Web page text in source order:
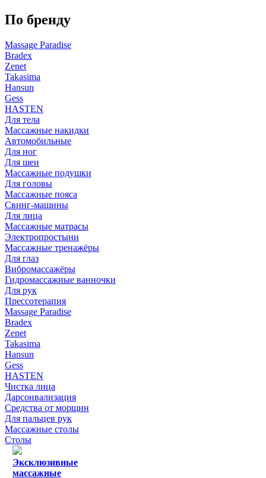
По бренду
Massage Paradise
Bradex
Zenet
Takasima
Hansun
Gess
HASTEN
Для тела
Массажные накидки
Автомобильные
Для ног
Для шеи
Массажные подушки
Для головы
Массажные пояса
Свинг-машины
Для лица
Массажные матрасы
Электропростыни
Массажные тренажёры
Для глаз
Вибромассажёры
Гидромассажные ванночки
Для рук
Прессотерапия
Massage Paradise
Bradex
Zenet
Takasima
Hansun
Gess
HASTEN
Чистка лица
Дарсонвализация
Средства от морщин
Для пальцев рук
Массажные столы
Столы
Эксклюзивные
массажные